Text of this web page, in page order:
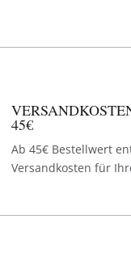
45€
Ab 45€ Bestellwert
Versandkosten für